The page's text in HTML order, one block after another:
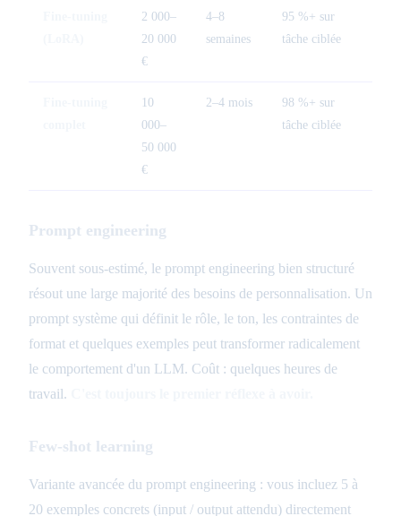
2 000–
20 000
€
4–8
semaines
95 %+ sur
tâche ciblée
10
000–
50 000
€
2–4 mois
98 %+ sur
tâche ciblée
Prompt engineering
Souvent sous-estimé, le prompt engineering bien structuré
résout une large majorité des besoins de personnalisation. Un
prompt système qui définit le rôle, le ton, les contraintes de
format et quelques exemples peut transformer radicalement
le comportement d'un LLM. Coût : quelques heures de
travail.
Few-shot learning
Variante avancée du prompt engineering : vous incluez 5 à
20 exemples concrets (input / output attendu) directement